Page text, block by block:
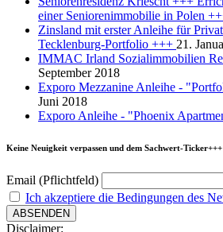
einer Seniorenimmobilie in Polen
Zinsland mit erster Anleihe für
Tecklenburg-Portfolio +++ 21.
IMMAC Irland Sozialimmobilien
September 2018
Exporo Mezzanine Anleihe -
Juni 2018
Exporo Anleihe - "Phoenix
Keine Neuigkeit verpassen und dem Sachwert-
Email (Pflichtfeld)
Ich akzeptiere die Bedingungen des
Disclaimer: